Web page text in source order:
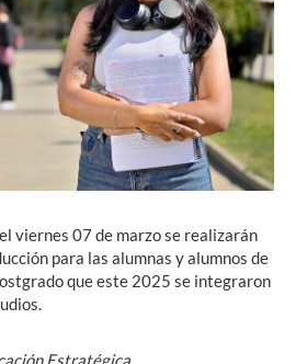
viernes 07 de marzo se realizarán
para las alumnas y alumnos de
que este 2025 se integraron
Estratégica